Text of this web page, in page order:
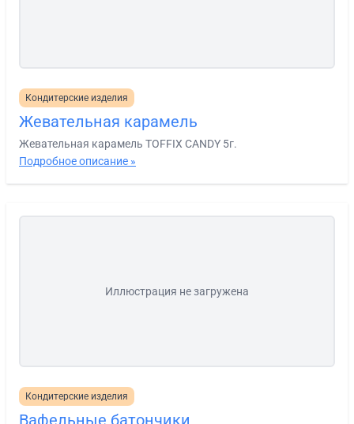
Кондитерские изделия
Жевательная карамель
Жевательная карамель TOFFIX CANDY 5г.
Подробное описание »
Иллюстрация не загружена
Кондитерские изделия
Вафельные батончики